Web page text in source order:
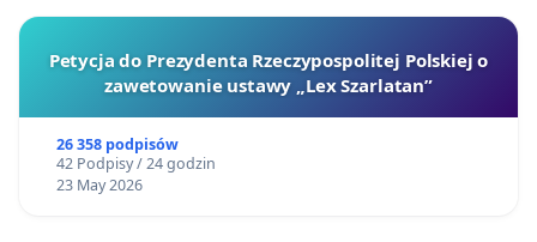
Petycja do Prezydenta Rzeczypospolitej Polskiej o
zawetowanie ustawy „Lex Szarlatan”
26 358 podpisów
42 Podpisy / 24 godzin
23 May 2026